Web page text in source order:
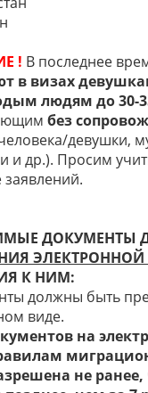
! В последнее
в визах
людям до 30-
без
девушки,
и др.). Просим
ДОКУМЕНТЫ
ЭЛЕКТРОННОЙ
К НИМ:
должны быть
виде.
на
не ранее,